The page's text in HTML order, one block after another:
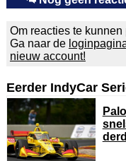
Om reacties te
Ga naar de
nieuw account!
Eerder IndyCar